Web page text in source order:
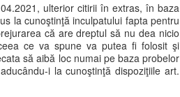
ulterior citirii în extras, în baza
la cunoştinţă inculpatului fapta pentru
că are dreptul să nu dea nicio
ce va spune va putea fi folosit şi
să aibă loc numai pe baza probelor
i la cunoştinţă dispoziţiile art.